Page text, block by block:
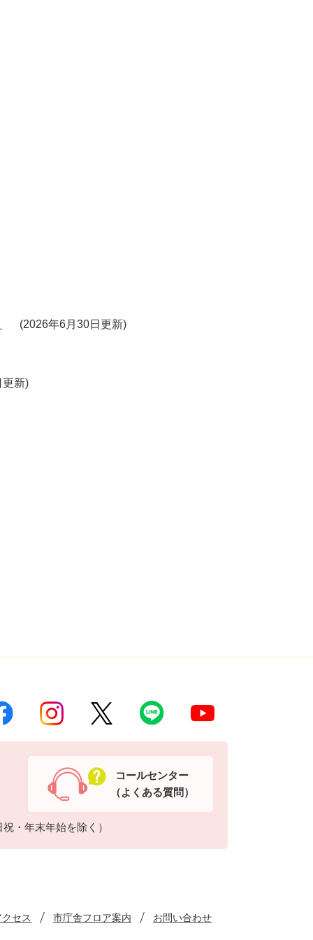
2026年6月30日更新
更新
・年末年始を除く）
コールセンター
（よくある質問）
セス 市庁舎フロア案内 お問い合わせ